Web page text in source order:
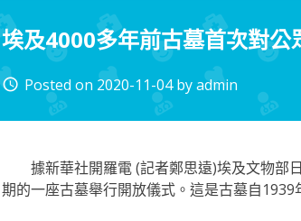
埃及4000多年前古墓首次對公
access_time Posted on 2020-11-04byadmin
據新華社開羅電 (記者鄭思遠)埃及文物部
期的一座古墓舉行開放儀式。這是古墓自1939